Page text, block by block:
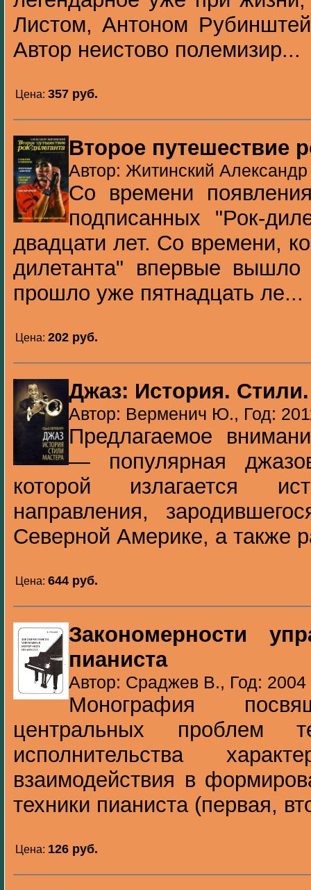
Листом, Антоном
Автор неистово полемизир...
Цена: 357 pуб.
Второе путешествие
Автор: Житинский
Со времени
подписанных "Рок-
двадцати лет. Со времени,
дилетанта" впервые вышло
прошло уже пятнадцать ле...
Цена: 202 pуб.
Джаз: История.
Автор: Верменич Ю., Год:
Предлагаемое
— популярная
которой излагается
направления,
Северной Америке, а также
Цена: 644 pуб.
Закономерности
пианиста
Автор: Сраджев В., Год: 2004
Монография
центральных проблем
исполнительства
взаимодействия в
техники пианиста (первая,
Цена: 126 pуб.